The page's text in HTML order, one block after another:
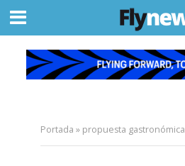
Portada » propuesta gastronómica